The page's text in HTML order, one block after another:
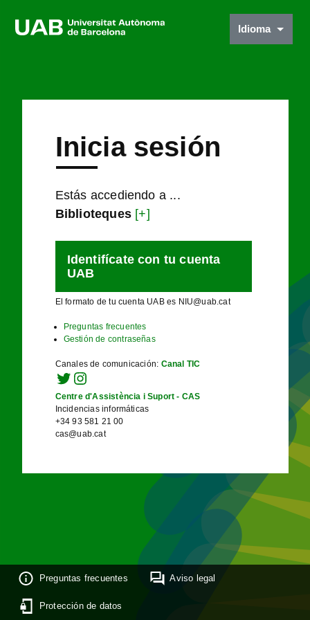
Idioma
Inicia sesión
Estás accediendo a ...
Biblioteques [+]
Identifícate con tu cuenta
UAB
El formato de tu cuenta UAB es NIU@uab.cat
Preguntas frecuentes
Gestión de contraseñas
Canales de comunicación: Canal TIC
Centre d'Assistència i Suport - CAS
Incidencias informáticas
+34 93 581 21 00
cas@uab.cat
Preguntas frecuentes Aviso legal
Protección de datos